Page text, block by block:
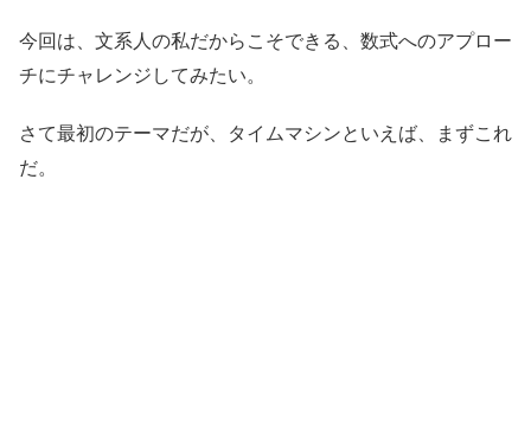
今回は、文系人の私だからこそできる、数式へのアプロー
チにチャレンジしてみたい。
さて最初のテーマだが、タイムマシンといえば、まずこれ
だ。